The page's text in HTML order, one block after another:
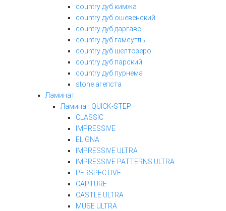
country дуб кимжа
country дуб ошевенский
country дуб даргавс
country дуб гамсутль
country дуб шелтозеро
country дуб парский
country дуб пурнема
stone агепста
Ламинат
Ламинат QUICK-STEP
CLASSIC
IMPRESSIVE
ELIGNA
IMPRESSIVE ULTRA
IMPRESSIVE PATTERNS ULTRA
PERSPECTIVE
CAPTURE
CASTLE ULTRA
MUSE ULTRA